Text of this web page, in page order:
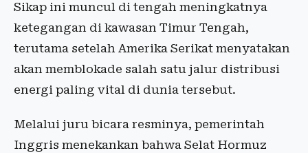
Sikap ini muncul di tengah meningkatnya
ketegangan di kawasan Timur Tengah,
terutama setelah Amerika Serikat menyatakan
akan memblokade salah satu jalur distribusi
energi paling vital di dunia tersebut.
Melalui juru bicara resminya, pemerintah
Inggris menekankan bahwa Selat Hormuz